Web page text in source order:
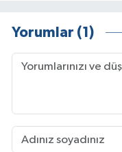
Yorumlar (1)